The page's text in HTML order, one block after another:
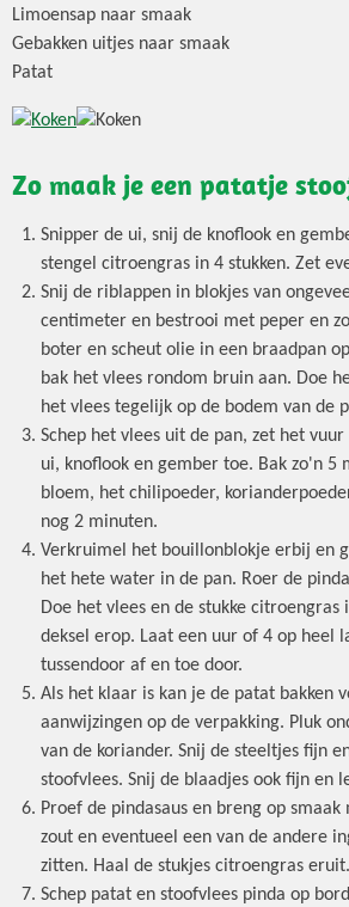
Limoensap naar smaak
Gebakken uitjes naar smaak
Patat
Zo maak je een patatje
Snipper de ui, snij de knoflook en
stengel citroengras in 4 stukken. Zet
Snij de riblappen in blokjes van
centimeter en bestrooi met peper en
boter en scheut olie in een braadpan
bak het vlees rondom bruin aan. Doe
het vlees tegelijk op de bodem van de
Schep het vlees uit de pan, zet het
ui, knoflook en gember toe. Bak zo'n 5
bloem, het chilipoeder,
nog 2 minuten.
Verkruimel het bouillonblokje erbij en
het hete water in de pan. Roer de
Doe het vlees en de stukke citroengras
deksel erop. Laat een uur of 4 op heel
tussendoor af en toe door.
Als het klaar is kan je de patat bakken
aanwijzingen op de verpakking. Pluk
van de koriander. Snij de steeltjes fijn
stoofvlees. Snij de blaadjes ook fijn en
Proef de pindasaus en breng op
zout en eventueel een van de andere
zitten. Haal de stukjes citroengras eruit.
Schep patat en stoofvlees pinda op